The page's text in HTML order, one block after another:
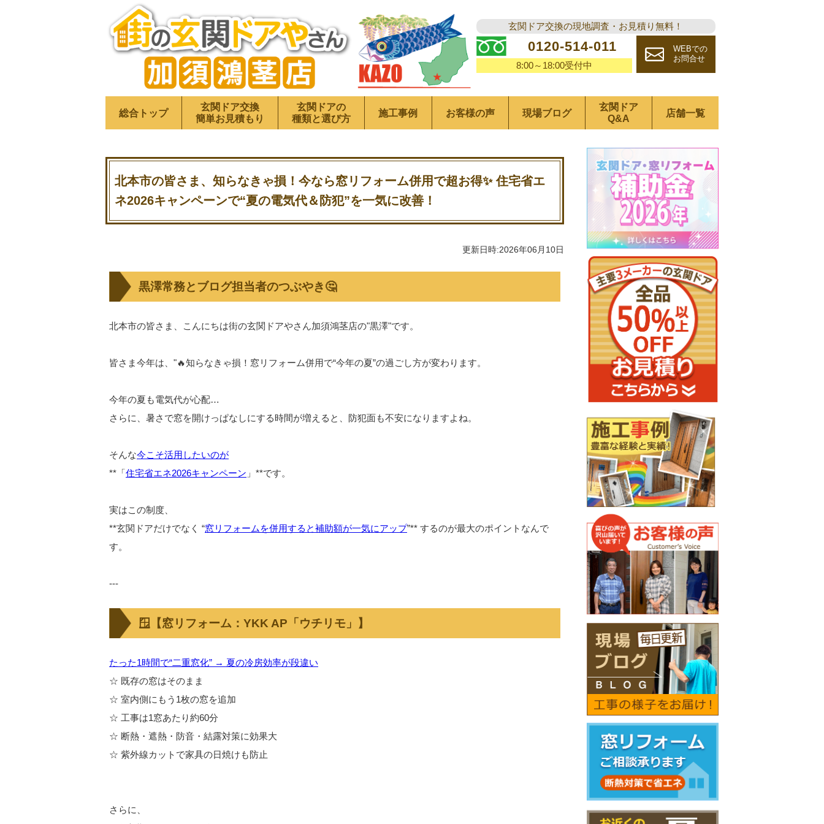
玄関ドア交換の現地調査・お見積り無料！
0120-514-011
8:00～18:00受付中
WEBでの
お問合せ
総合トップ
玄関ドア交換
簡単お見積もり
玄関ドアの
種類と選び方
施工事例 お客様の声 現場ブログ
玄関ドア
Q&A
店舗一覧
北本市の皆さま、知らなきゃ損！今なら窓リフォーム併用で超お得✨ 住宅省エ
ネ2026キャンペーンで“夏の電気代＆防犯”を一気に改善！
更新日時:2026年06月10日
黒澤常務とブログ担当者のつぶやき🤔
北本市の皆さま、こんにちは街の玄関ドアやさん加須鴻茎店の"黒澤"です。
皆さま今年は、"🔥知らなきゃ損！窓リフォーム併用で“今年の夏”の過ごし方が変わります。
今年の夏も電気代が心配…
さらに、暑さで窓を開けっぱなしにする時間が増えると、防犯面も不安になりますよね。
そんな今こそ活用したいのが
**「住宅省エネ2026キャンペーン 」**です。
実はこの制度、
**玄関ドアだけでなく “窓リフォームを併用すると補助額が一気にアップ”** するのが最大のポイントなんで
す。
---
🪟【窓リフォーム：YKK AP「ウチリモ」】
たった1時間で“二重窓化” → 夏の冷房効率が段違い
☆ 既存の窓はそのまま
☆ 室内側にもう1枚の窓を追加
☆ 工事は1窓あたり約60分
☆ 断熱・遮熱・防音・結露対策に効果大
☆ 紫外線カットで家具の日焼けも防止
さらに、